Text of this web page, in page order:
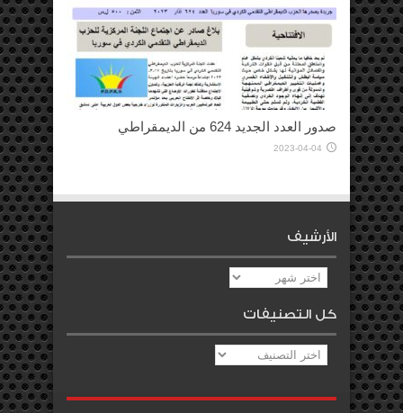
صدور العدد الجديد 624 من الديمقراطي
2023-04-04
الأرشيف
الأرشيف
كل التصنيفات
كل
التصنيفات